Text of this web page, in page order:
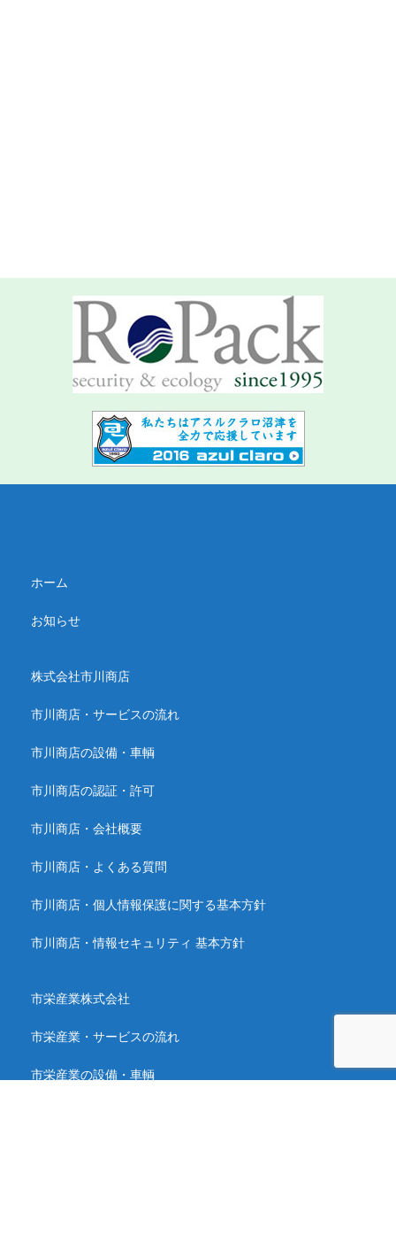
ホーム
お知らせ
株式会社市川商店
市川商店・サービスの流れ
市川商店の設備・車輌
市川商店の認証・許可
市川商店・会社概要
市川商店・よくある質問
市川商店・個人情報保護に関する基本方針
市川商店・情報セキュリティ 基本方針
市栄産業株式会社
市栄産業・サービスの流れ
市栄産業の設備・車輌